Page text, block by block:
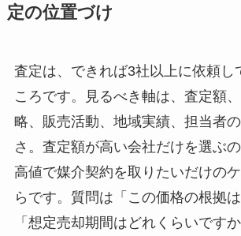
定の位置づけ
査定は、できれば3社以上に依頼し
ころです。見るべき軸は、査定額
略、販売活動、地域実績、担当者
さ。査定額が高い会社だけを選ぶの
高値で媒介契約を取りたいだけの
らです。質問は「この価格の根拠は
「想定売却期間はどれくらいです